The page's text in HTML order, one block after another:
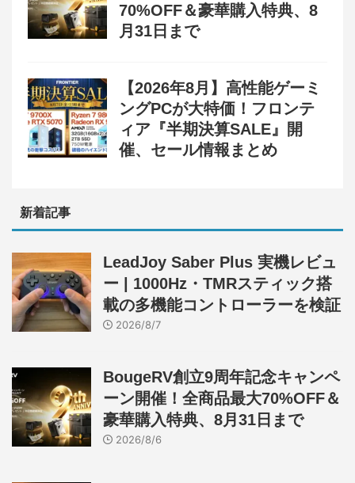
70%OFF＆豪華購入特典、8
月31日まで
【2026年8月】高性能ゲーミ
ングPCが大特価！フロンテ
ィア『半期決算SALE』開
催、セール情報まとめ
新着記事
LeadJoy Saber Plus 実機レビュ
ー | 1000Hz・TMRスティック搭
載の多機能コントローラーを検証
2026/8/7
BougeRV創立9周年記念キャンペ
ーン開催！全商品最大70%OFF＆
豪華購入特典、8月31日まで
2026/8/6